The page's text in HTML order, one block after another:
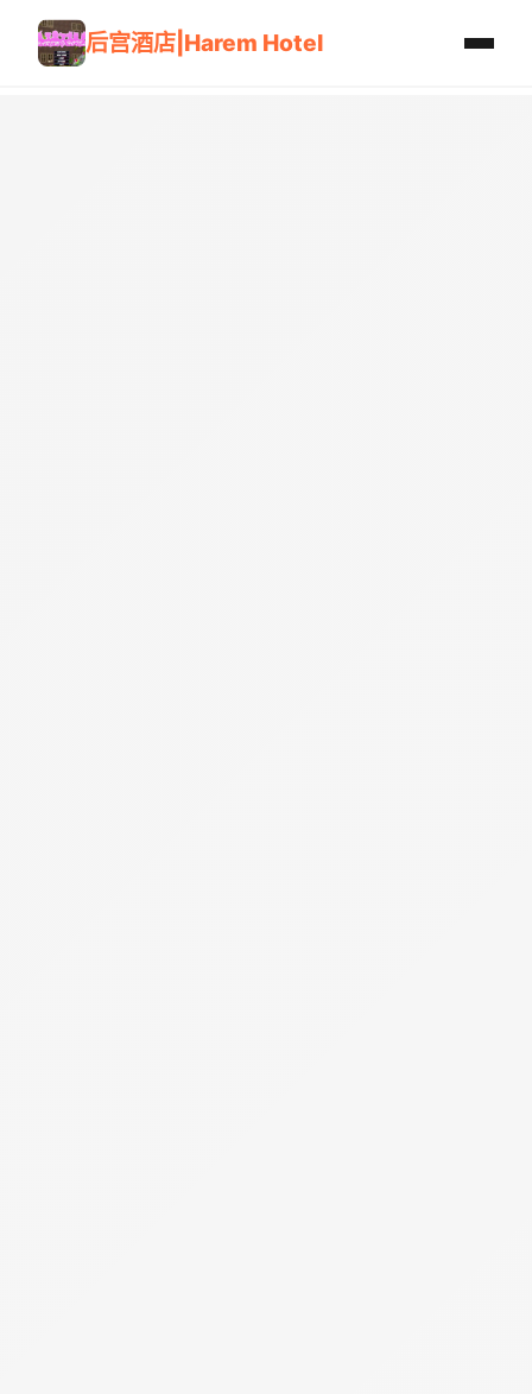
后宫酒店|Harem Hotel